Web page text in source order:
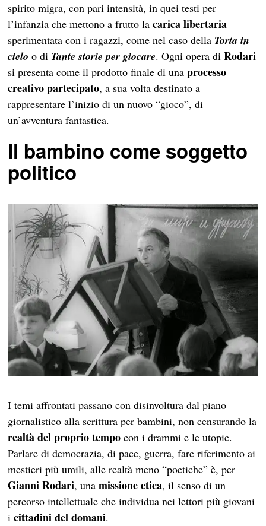
spirito migra, con pari intensità, in quei testi per
l’infanzia che mettono a frutto lacarica libertaria
sperimentata con i ragazzi, come nel caso della Torta in
cielo o di Tante storie per giocare. Ogni opera diRodari
si presenta come il prodotto finale di unaprocesso
creativo partecipato, a sua volta destinato a
rappresentare l’inizio di un nuovo “gioco”, di
un’avventura fantastica.
Il bambino come soggetto
politico
I temi affrontati passano con disinvoltura dal piano
giornalistico alla scrittura per bambini, non censurando la
realtà del proprio tempo con i drammi e le utopie.
Parlare di democrazia, di pace, guerra, fare riferimento ai
mestieri più umili, alle realtà meno “poetiche” è, per
Gianni Rodari, unamissione etica, il senso di un
percorso intellettuale che individua nei lettori più giovani
icittadini del domani.